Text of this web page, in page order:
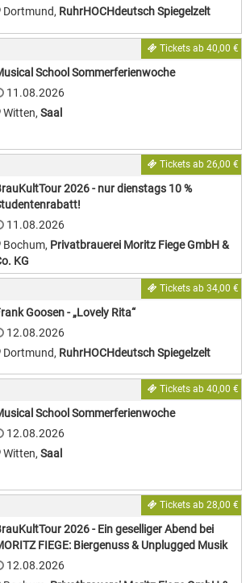
Dortmund, RuhrHOCHdeutsch Spiegelzelt
Tickets ab 40,00 €
School Sommerferienwoche
11.08.2026
Witten, Saal
Tickets ab 26,00 €
2026 - nur dienstags 10 %
11.08.2026
Bochum, Privatbrauerei Moritz Fiege GmbH &
KG
Tickets ab 34,00 €
Goosen - „Lovely Rita“
12.08.2026
Dortmund, RuhrHOCHdeutsch Spiegelzelt
Tickets ab 40,00 €
School Sommerferienwoche
12.08.2026
Witten, Saal
Tickets ab 28,00 €
2026 - Ein geselliger Abend bei
FIEGE: Biergenuss & Unplugged Musik
12.08.2026